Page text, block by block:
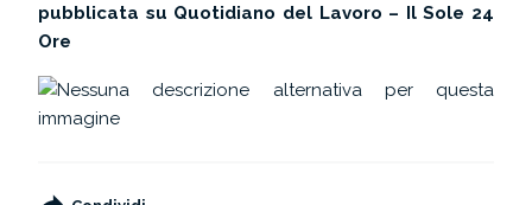
pubblicata su Quotidiano del Lavoro – Il Sole 24
Ore